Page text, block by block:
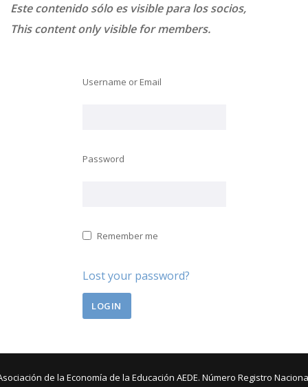
Este contenido sólo es visible para los socios,
This content only visible for members.
Username or Email
Password
Remember me
Lost your password?
de la Economía de la Educación AEDE. Número Registro